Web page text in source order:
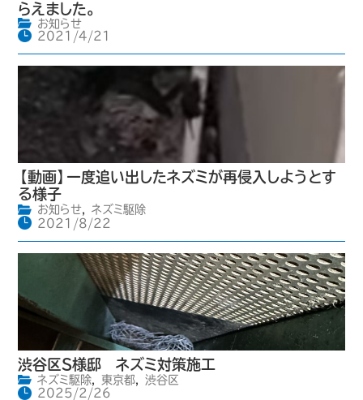
らえました。
お知らせ
2021/4/21
【動画】一度追い出したネズミが再侵入しようとす
る様子
お知らせ,
ネズミ駆除
2021/8/22
渋谷区S様邸 ネズミ対策施工
ネズミ駆除, 東京都,
渋谷区
2025/2/26